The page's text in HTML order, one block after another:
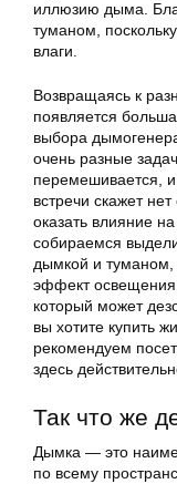
иллюзию дыма.
туманом,
влаги.
Возвращаясь к
появляется
выбора
очень разные
перемешивается, и
встречи скажет
оказать влияние
собираемся
дымкой и туманом,
эффект освещения,
который может
вы хотите купить
рекомендуем
здесь
Так что же
Дымка — это
по всему